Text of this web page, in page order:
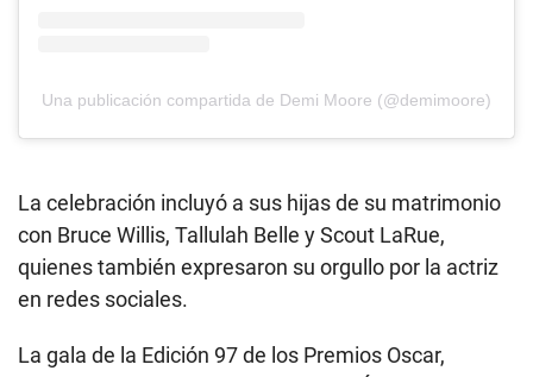
Una publicación compartida de Demi Moore (@demimoore)
La celebración incluyó a sus hijas de su matrimonio
con Bruce Willis, Tallulah Belle y Scout LaRue,
quienes también expresaron su orgullo por la actriz
en redes sociales.
La gala de la Edición 97 de los Premios Oscar,